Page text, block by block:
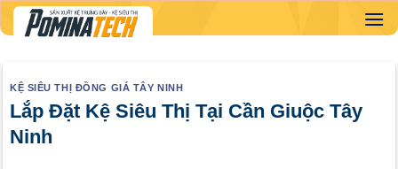
Skip
to
KỆ SIÊU THỊ ĐỒNG GIÁ TÂY NINH
Lắp Đặt Kệ Siêu Thị Tại Cần Giuộc Tây
Ninh